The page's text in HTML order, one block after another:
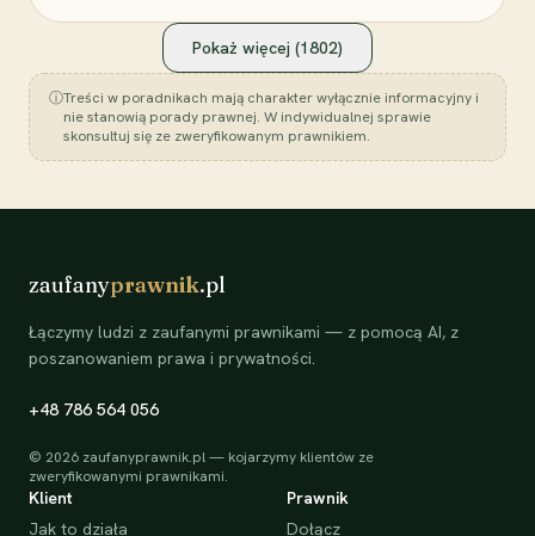
Pokaż więcej (1802)
ⓘTreści w poradnikach mają charakter wyłącznie informacyjny i
nie stanowią porady prawnej. W indywidualnej sprawie
skonsultuj się ze zweryfikowanym prawnikiem.
zaufanyprawnik.pl
Łączymy ludzi z zaufanymi prawnikami — z pomocą AI, z
poszanowaniem prawa i prywatności.
+48 786 564 056
© 2026 zaufanyprawnik.pl — kojarzymy klientów ze
zweryfikowanymi prawnikami.
Klient
Jak to działa
Prawnik
Dołącz